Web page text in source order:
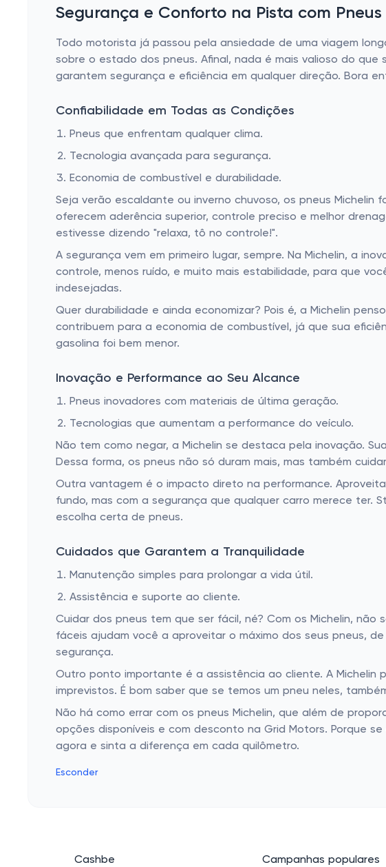
Segurança e Conforto na Pista com Pneus
Todo motorista já passou pela ansiedade de uma viagem
sobre o estado dos pneus. Afinal, nada é mais valioso do
garantem segurança e eficiência em qualquer direção. Bora
Confiabilidade em Todas as Condições
Pneus que enfrentam qualquer clima.
Tecnologia avançada para segurança.
Economia de combustível e durabilidade.
Seja verão escaldante ou inverno chuvoso, os pneus
oferecem aderência superior, controle preciso e melhor
estivesse dizendo "relaxa, tô no controle!".
A segurança vem em primeiro lugar, sempre. Na Michelin, a
controle, menos ruído, e muito mais estabilidade, para que
indesejadas.
Quer durabilidade e ainda economizar? Pois é, a Michelin
contribuem para a economia de combustível, já que sua
gasolina foi bem menor.
Inovação e Performance ao Seu Alcance
Pneus inovadores com materiais de última geração.
Tecnologias que aumentam a performance do veículo.
Não tem como negar, a Michelin se destaca pela inovação.
Dessa forma, os pneus não só duram mais, mas também
Outra vantagem é o impacto direto na performance.
fundo, mas com a segurança que qualquer carro merece ter.
escolha certa de pneus.
Cuidados que Garantem a Tranquilidade
Manutenção simples para prolongar a vida útil.
Assistência e suporte ao cliente.
Cuidar dos pneus tem que ser fácil, né? Com os Michelin,
fáceis ajudam você a aproveitar o máximo dos seus pneus,
segurança.
Outro ponto importante é a assistência ao cliente. A Michelin
imprevistos. É bom saber que se temos um pneu neles,
Não há como errar com os pneus Michelin, que além de
opções disponíveis e com desconto na Grid Motors. Porque
agora e sinta a diferença em cada quilômetro.
Esconder
Cashbe Campanhas populares